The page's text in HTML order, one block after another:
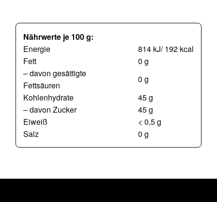
Nährwerte je 100 g:
Energie
814 kJ/ 192 kcal
Fett
0 g
– davon gesättigte
Fettsäuren
0 g
Kohlenhydrate
45 g
– davon Zucker
45 g
Eiweiß
< 0,5 g
Salz
0 g